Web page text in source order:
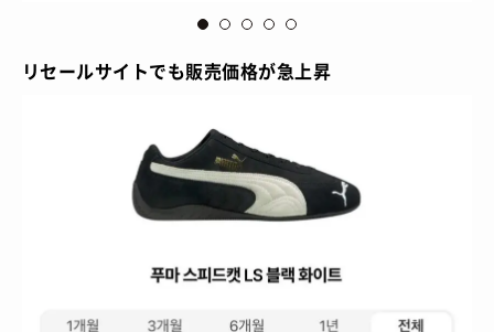
リセールサイトでも販売価格が急上昇